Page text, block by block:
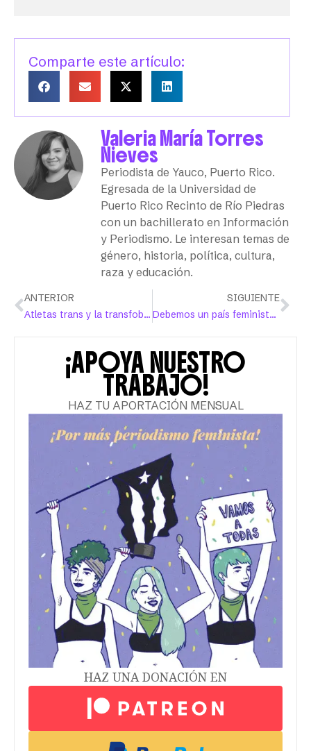
Comparte este artículo:
Valeria María Torres
Nieves
Periodista de Yauco, Puerto Rico.
Egresada de la Universidad de
Puerto Rico Recinto de Río Piedras
con un bachillerato en Información
y Periodismo. Le interesan temas de
género, historia, política, cultura,
raza y educación.
ANTERIOR
Atletas trans y la transfobia en contra de su inclusión en los deportes
SIGUIENTE
Debemos un país feminista y solidario a nuestras niñas
¡APOYA NUESTRO
TRABAJO!
HAZ TU APORTACIÓN MENSUAL
HAZ UNA DONACIÓN EN